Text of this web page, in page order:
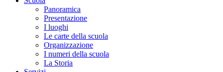
Panoramica
Presentazione
I luoghi
Le carte della scuola
Organizzazione
I numeri della scuola
La Storia